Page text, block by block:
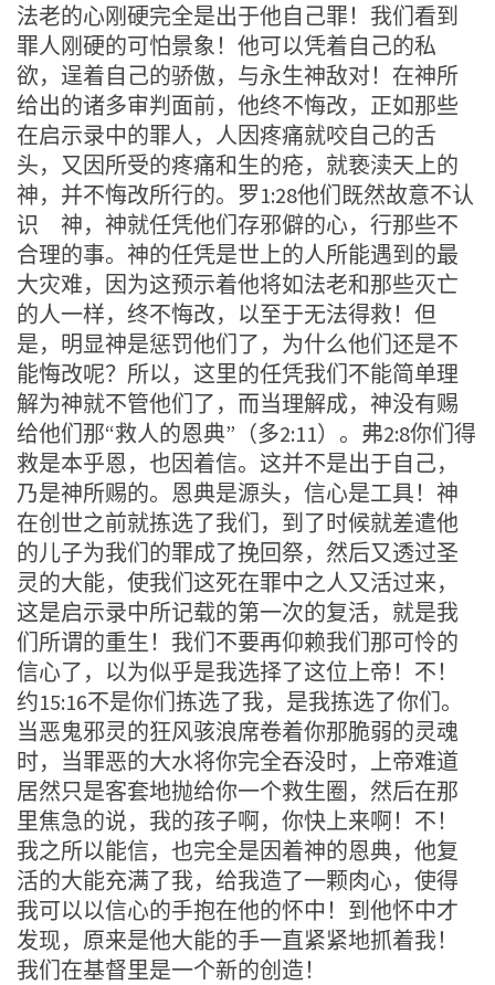
法老的心刚硬完全是出于他自己罪！我们看到
罪人刚硬的可怕景象！他可以凭着自己的私
欲，逞着自己的骄傲，与永生神敌对！在神所
给出的诸多审判面前，他终不悔改，正如那些
在启示录中的罪人，人因疼痛就咬自己的舌
头，又因所受的疼痛和生的疮，就亵渎天上的
神，并不悔改所行的。罗1:28他们既然故意不认
识 神，神就任凭他们存邪僻的心，行那些不
合理的事。神的任凭是世上的人所能遇到的最
大灾难，因为这预示着他将如法老和那些灭亡
的人一样，终不悔改，以至于无法得救！但
是，明显神是惩罚他们了，为什么他们还是不
能悔改呢？所以，这里的任凭我们不能简单理
解为神就不管他们了，而当理解成，神没有赐
给他们那“救人的恩典”（多2:11）。弗2:8你们得
救是本乎恩，也因着信。这并不是出于自己，
乃是神所赐的。恩典是源头，信心是工具！神
在创世之前就拣选了我们，到了时候就差遣他
的儿子为我们的罪成了挽回祭，然后又透过圣
灵的大能，使我们这死在罪中之人又活过来，
这是启示录中所记载的第一次的复活，就是我
们所谓的重生！我们不要再仰赖我们那可怜的
信心了，以为似乎是我选择了这位上帝！不！
约15:16不是你们拣选了我，是我拣选了你们。
当恶鬼邪灵的狂风骇浪席卷着你那脆弱的灵魂
时，当罪恶的大水将你完全吞没时，上帝难道
居然只是客套地抛给你一个救生圈，然后在那
里焦急的说，我的孩子啊，你快上来啊！不！
我之所以能信，也完全是因着神的恩典，他复
活的大能充满了我，给我造了一颗肉心，使得
我可以以信心的手抱在他的怀中！到他怀中才
发现，原来是他大能的手一直紧紧地抓着我！
我们在基督里是一个新的创造！